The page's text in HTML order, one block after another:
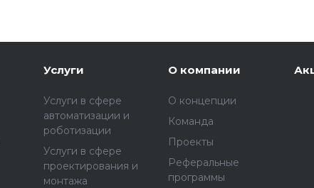
Услуги
Услуги в сфере
автоматизации и
роботизации
Услуги в сфере
проектирования и
монтажа
О компании
О концепции
Команда
Проекты
Реферальные
программы